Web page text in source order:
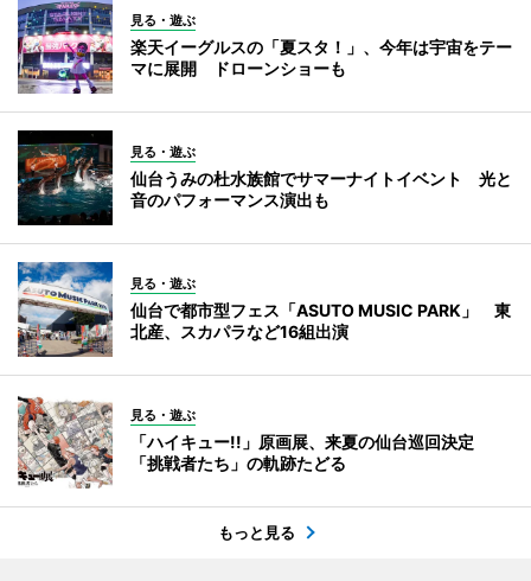
見る・遊ぶ
楽天イーグルスの「夏スタ！」、今年は宇宙をテー
マに展開 ドローンショーも
見る・遊ぶ
仙台うみの杜水族館でサマーナイトイベント 光と
音のパフォーマンス演出も
見る・遊ぶ
仙台で都市型フェス「ASUTO MUSIC PARK」 東
北産、スカパラなど16組出演
見る・遊ぶ
「ハイキュー!!」原画展、来夏の仙台巡回決定
「挑戦者たち」の軌跡たどる
もっと見る